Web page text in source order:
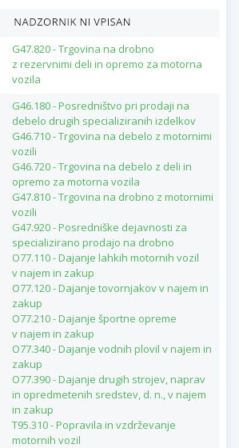
G47.820 - Trgovina na drobno
z rezervnimi deli in opremo za motorna
vozila
G46.180 - Posredništvo pri prodaji na
debelo drugih specializiranih izdelkov
G46.710 - Trgovina na debelo z motornimi
vozili
G46.720 - Trgovina na debelo z deli in
opremo za motorna vozila
G47.810 - Trgovina na drobno z motornimi
vozili
G47.920 - Posredniške dejavnosti za
specializirano prodajo na drobno
O77.110 - Dajanje lahkih motornih vozil
v najem in zakup
O77.120 - Dajanje tovornjakov v najem in
zakup
O77.210 - Dajanje športne opreme
v najem in zakup
O77.340 - Dajanje vodnih plovil v najem in
zakup
O77.390 - Dajanje drugih strojev, naprav
in opredmetenih sredstev, d. n., v najem
in zakup
T95.310 - Popravila in vzdrževanje
motornih vozil